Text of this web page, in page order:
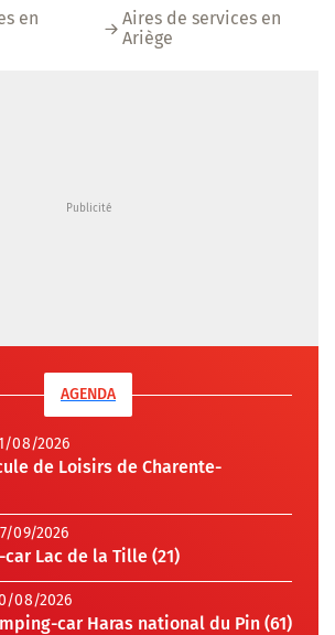
en
Aires de services en
Ariège
AGENDA
08/2026
de Loisirs de Charente-
09/2026
car Lac de la Tille (21)
08/2026
car Haras national du Pin (61)